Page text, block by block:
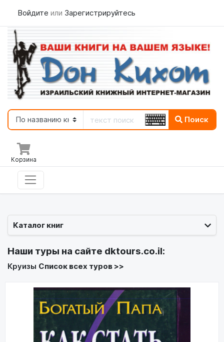
Войдите или Зарегистрируйтесь
Поиск
Корзина
Каталог книг
Наши туры на сайте dktours.co.il:
Круизы Список всех туров >>